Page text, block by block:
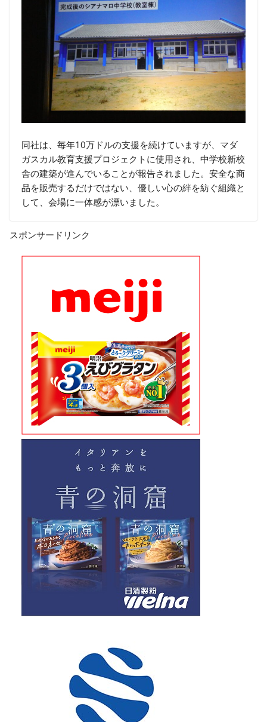
同社は、毎年10万ドルの支援を続けていますが、マダ
ガスカル教育支援プロジェクトに使用され、中学校新校
舎の建築が進んでいることが報告されました。安全な商
品を販売するだけではない、優しい心の絆を紡ぐ組織と
して、会場に一体感が漂いました。
スポンサードリンク